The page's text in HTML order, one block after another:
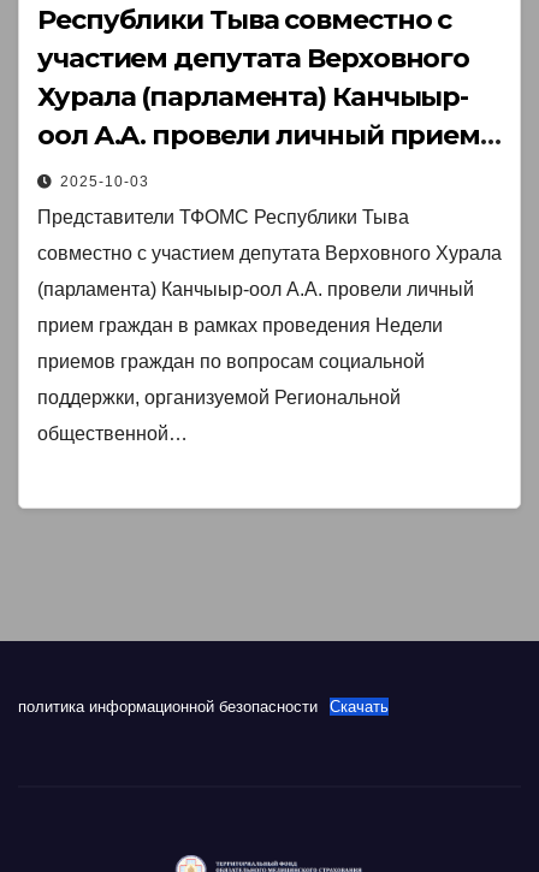
Республики Тыва совместно с
участием депутата Верховного
Хурала (парламента) Канчыыр-
оол А.А. провели личный прием
граждан в рамках проведения
Недели приемов граждан по
вопросам социальной
поддержки, организуемой
Региональной общественной
приемной Председателя Партии
«ЕДИНАЯ РОССИЯ» Д.А.
Медведева в Республике Тыва.
2025-10-03
Представители ТФОМС Республики Тыва
совместно с участием депутата Верховного Хурала
(парламента) Канчыыр-оол А.А. провели личный
прием граждан в рамках проведения Недели
приемов граждан по вопросам социальной
поддержки, организуемой Региональной
общественной…
политика информационной безопасности Скачать